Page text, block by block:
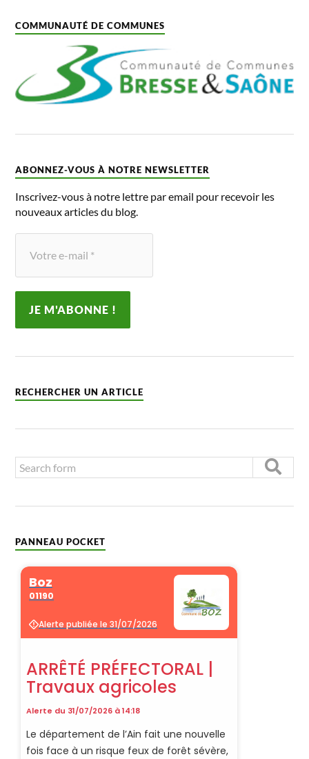
COMMUNAUTÉ DE COMMUNES
ABONNEZ-VOUS À NOTRE NEWSLETTER
Inscrivez-vous à notre lettre par email pour recevoir les
nouveaux articles du blog.
RECHERCHER UN ARTICLE
PANNEAU POCKET